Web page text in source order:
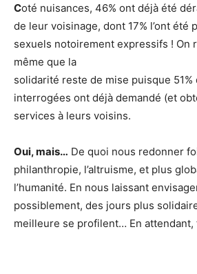
Coté nuisances, 46% ont déjà été
de leur voisinage, dont 17% l’ont été
sexuels notoirement expressifs ! On
même que la
solidarité reste de mise puisque 51%
interrogées ont déjà demandé (et
services à leurs voisins.
Oui, mais… De quoi nous redonner
philanthropie, l’altruisme, et plus
l’humanité. En nous laissant
possiblement, des jours plus
meilleure se profilent… En attendant,